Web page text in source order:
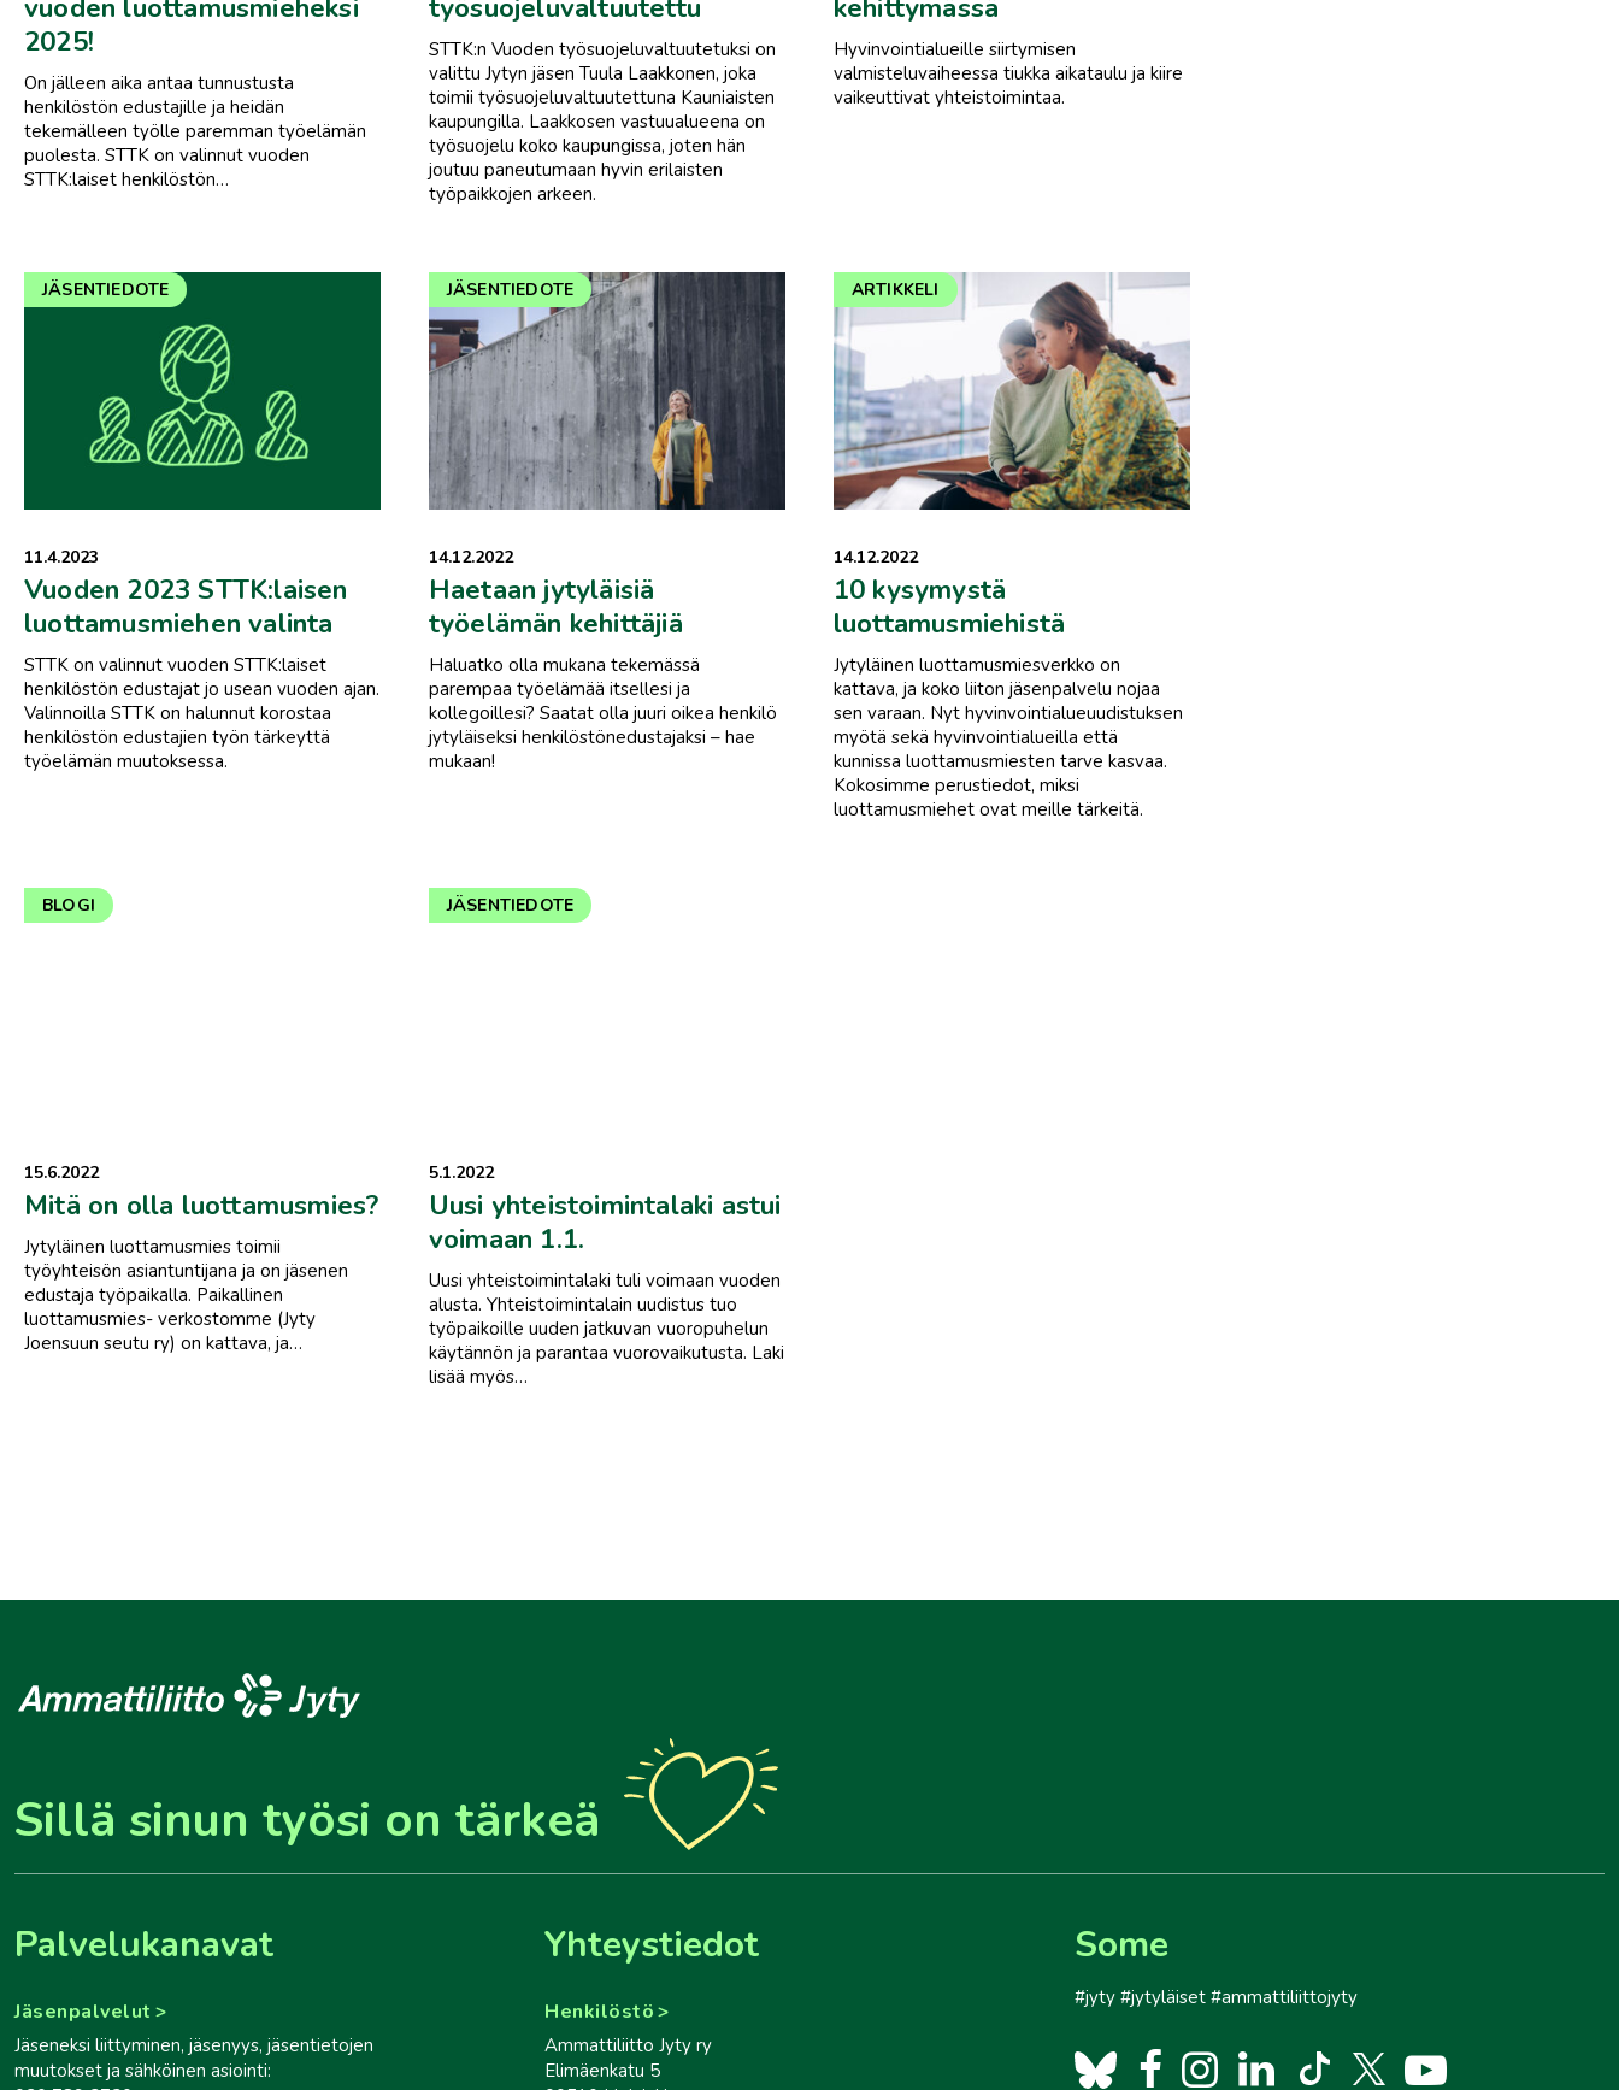
vuoden luottamusmieheksi
2025!
On jälleen aika antaa tunnustusta
henkilöstön edustajille ja heidän
tekemälleen työlle paremman työelämän
puolesta. STTK on valinnut vuoden
STTK:laiset henkilöstön…
työsuojeluvaltuutettu
STTK:n Vuoden työsuojeluvaltuutetuksi on
valittu Jytyn jäsen Tuula Laakkonen, joka
toimii työsuojeluvaltuutettuna Kauniaisten
kaupungilla. Laakkosen vastuualueena on
työsuojelu koko kaupungissa, joten hän
joutuu paneutumaan hyvin erilaisten
työpaikkojen arkeen.
kehittymässä
Hyvinvointialueille siirtymisen
valmisteluvaiheessa tiukka aikataulu ja kiire
vaikeuttivat yhteistoimintaa.
JÄSENTIEDOTE
11.4.2023
Vuoden 2023 STTK:laisen
luottamusmiehen valinta
STTK on valinnut vuoden STTK:laiset
henkilöstön edustajat jo usean vuoden ajan.
Valinnoilla STTK on halunnut korostaa
henkilöstön edustajien työn tärkeyttä
työelämän muutoksessa.
JÄSENTIEDOTE
14.12.2022
Haetaan jytyläisiä
työelämän kehittäjiä
Haluatko olla mukana tekemässä
parempaa työelämää itsellesi ja
kollegoillesi? Saatat olla juuri oikea henkilö
jytyläiseksi henkilöstönedustajaksi – hae
mukaan!
ARTIKKELI
14.12.2022
10 kysymystä
luottamusmiehistä
Jytyläinen luottamusmiesverkko on
kattava, ja koko liiton jäsenpalvelu nojaa
sen varaan. Nyt hyvinvointialueuudistuksen
myötä sekä hyvinvointialueilla että
kunnissa luottamusmiesten tarve kasvaa.
Kokosimme perustiedot, miksi
luottamusmiehet ovat meille tärkeitä.
BLOGI
15.6.2022
Mitä on olla luottamusmies?
Jytyläinen luottamusmies toimii
työyhteisön asiantuntijana ja on jäsenen
edustaja työpaikalla. Paikallinen
luottamusmies- verkostomme (Jyty
Joensuun seutu ry) on kattava, ja…
JÄSENTIEDOTE
5.1.2022
Uusi yhteistoimintalaki astui
voimaan 1.1.
Uusi yhteistoimintalaki tuli voimaan vuoden
alusta. Yhteistoimintalain uudistus tuo
työpaikoille uuden jatkuvan vuoropuhelun
käytännön ja parantaa vuorovaikutusta. Laki
lisää myös…
Sillä sinun työsi on tärkeä
Palvelukanavat
Jäsenpalvelut
Jäseneksi liittyminen, jäsenyys, jäsentietojen
muutokset ja sähköinen asiointi:
Yhteystiedot
Henkilöstö
Ammattiliitto Jyty ry
Elimäenkatu 5
Some
#jyty #jytyläiset #ammattiliittojyty